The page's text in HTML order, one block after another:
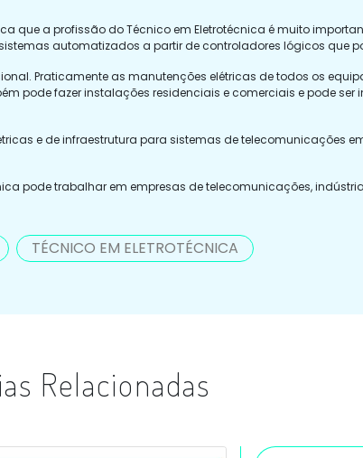
que a profissão do Técnico em Eletrotécnica é muito
automatizados a partir de controladores lógicos que
Praticamente as manutenções elétricas de todos os
pode fazer instalações residenciais e comerciais e pode
e de infraestrutura para sistemas de telecomunicações
pode trabalhar em empresas de telecomunicações,
TÉCNICO EM ELETROTÉCNICA
Relacionadas